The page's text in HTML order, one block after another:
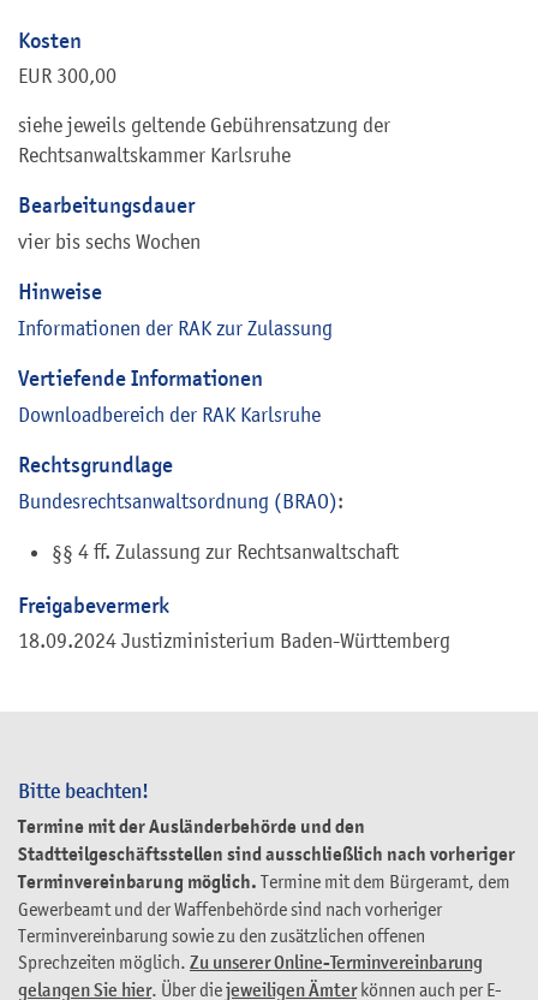
Bitte beachten!
Termine mit der Ausländerbehörde und den
Stadtteilgeschäftsstellen sind ausschließlich nach vorheriger
Terminvereinbarung möglich. Termine mit dem Bürgeramt, dem
Gewerbeamt und der Waffenbehörde sind nach vorheriger
Terminvereinbarung sowie zu den zusätzlichen offenen
Sprechzeiten möglich. Zu unserer Online-Terminvereinbarung
gelangen Sie hier. Über diejeweiligen Ämterkönnen auch per E-
Kosten
EUR 300,00
siehe jeweils geltende Gebührensatzung der
Rechtsanwaltskammer Karlsruhe
Bearbeitungsdauer
vier bis sechs Wochen
Hinweise
Informationen der RAK zur Zulassung
Vertiefende Informationen
Downloadbereich der RAK Karlsruhe
Rechtsgrundlage
Bundesrechtsanwaltsordnung (BRAO):
§§ 4 ff. Zulassung zur Rechtsanwaltschaft
Freigabevermerk
18.09.2024 Justizministerium Baden-Württemberg